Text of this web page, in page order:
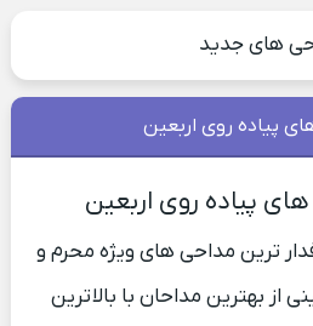
های جدید
پیاده روی اربعین
پیاده روی اربعین
ترین مداحی های ویژه محرم و
از بهترین مداحان با بالاترین